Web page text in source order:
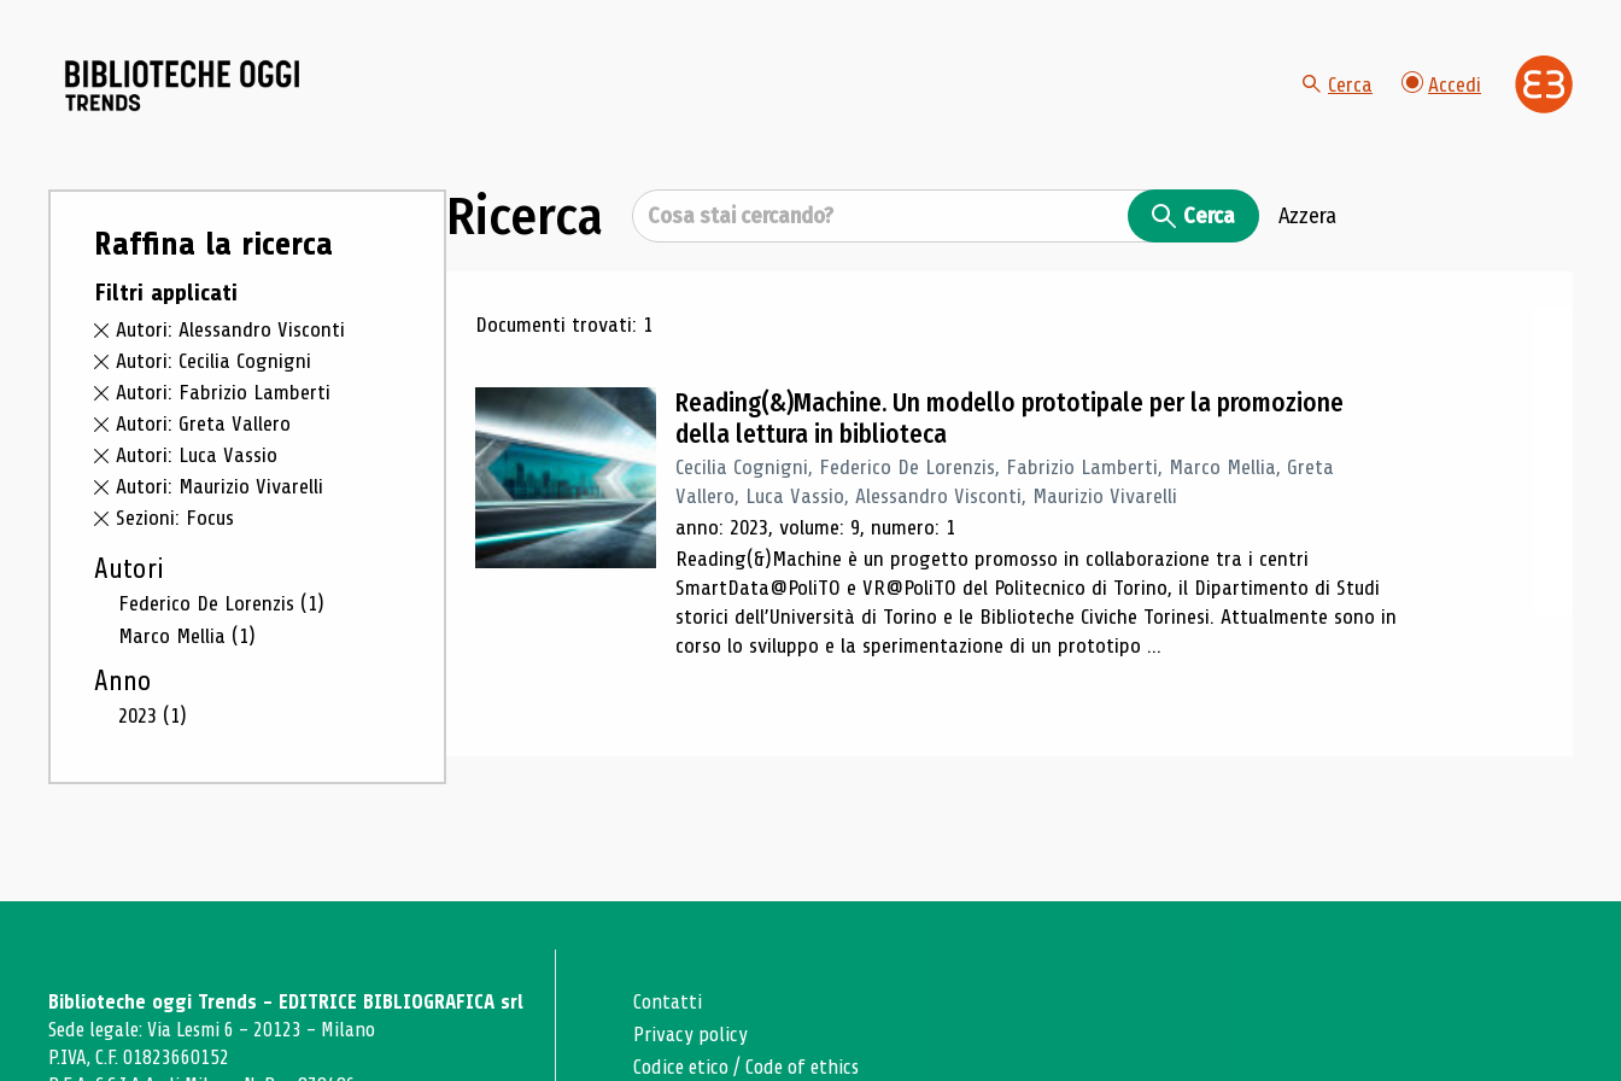
Cerca Accedi
Raffina la ricerca
Filtri applicati
Autori: Alessandro Visconti
Autori: Cecilia Cognigni
Autori: Fabrizio Lamberti
Autori: Greta Vallero
Autori: Luca Vassio
Autori: Maurizio Vivarelli
Sezioni: Focus
Autori
Federico De Lorenzis (1)
Marco Mellia (1)
Anno
2023 (1)
Ricerca Cerca Cerca Azzera
Risultati di ricerca
Documenti trovati: 1
Reading(&)Machine. Un modello prototipale per la promozione
della lettura in biblioteca
Cecilia Cognigni, Federico De Lorenzis, Fabrizio Lamberti, Marco Mellia, Greta
Vallero, Luca Vassio, Alessandro Visconti, Maurizio Vivarelli
anno: 2023, volume: 9, numero: 1
Reading(&)Machine è un progetto promosso in collaborazione tra i centri
SmartData@PoliTO e VR@PoliTO del Politecnico di Torino, il Dipartimento di Studi
storici dell’Università di Torino e le Biblioteche Civiche Torinesi. Attualmente sono in
corso lo sviluppo e la sperimentazione di un prototipo ...
Biblioteche oggi Trends - EDITRICE BIBLIOGRAFICA srl
Sede legale: Via Lesmi 6 - 20123 - Milano
P.IVA, C.F. 01823660152
Contatti
Privacy policy
Codice etico /Code of ethics